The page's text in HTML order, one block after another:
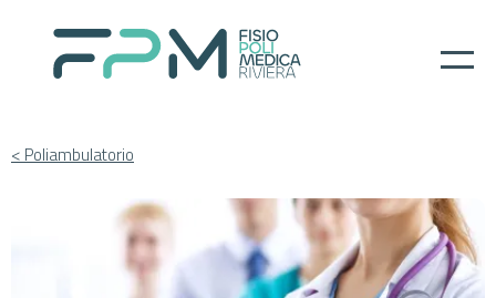
Home
I nostri servizi
< Poliambulatorio